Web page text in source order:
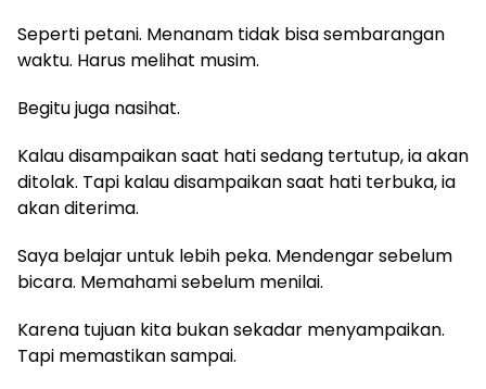
Seperti petani. Menanam tidak bisa sembarangan
waktu. Harus melihat musim.
Begitu juga nasihat.
Kalau disampaikan saat hati sedang tertutup, ia akan
ditolak. Tapi kalau disampaikan saat hati terbuka, ia
akan diterima.
Saya belajar untuk lebih peka. Mendengar sebelum
bicara. Memahami sebelum menilai.
Karena tujuan kita bukan sekadar menyampaikan.
Tapi memastikan sampai.